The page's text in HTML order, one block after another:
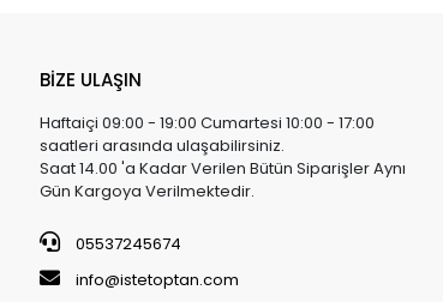
BİZE ULAŞIN
Haftaiçi 09:00 - 19:00 Cumartesi 10:00 - 17:00
saatleri arasında ulaşabilirsiniz.
Saat 14.00 'a Kadar Verilen Bütün Siparişler Aynı
Gün Kargoya Verilmektedir.
05537245674
info@istetoptan.com